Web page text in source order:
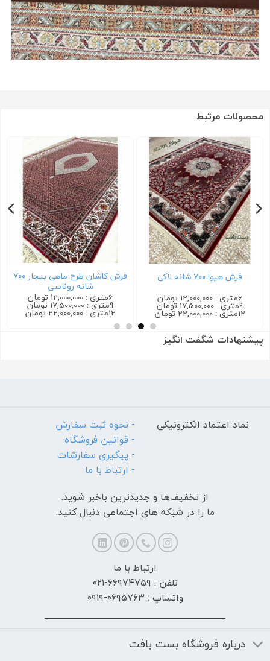
محصولات مرتبط
فرش کاشان طرح ماهی بیجار ۷۰۰
فرش ترمه ۷۰۰ شانه سرمه ای
6متری : 12,000,000 تومان
9متری : 17,500,000 تومان
12متری : 22,000,000 تومان
فرش کاشان گیلدا ۷۰۰ شانه کرم
6متری : 12,000,000 تومان
9متری : 17,500,000 تومان
12متری : 22,000,000 تومان
پیشنهادات شگفت انگیز
نماد اعتماد الکترونیکی
- نحوه ثبت سفارش
- قوانین فروشگاه
- پیگیری سفارشات
- ارتباط با ما
از تخفیف‌ها و جدیدترین‌ باخبر شوید.
ما را در شبکه های اجتماعی دنبال کنید.
ارتباط با ما
تلفن : ۶۶۹۷۴۷۵۹-۰۲۱
واتساپ : ۰۶۹۵۷۶۳-۰۹۱۹
درباره فروشگاه بست بافت